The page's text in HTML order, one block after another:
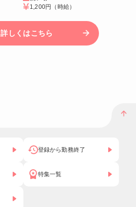
1,200円 （時給）
詳しくはこちら
登録から勤務終了
特集一覧